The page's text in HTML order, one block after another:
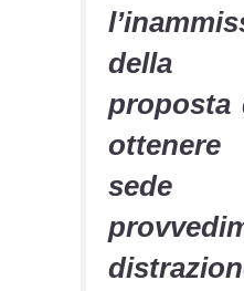
della
proposta